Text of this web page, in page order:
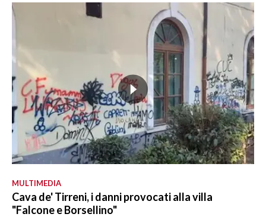
MULTIMEDIA
Cava de' Tirreni, i danni provocati alla villa
"Falcone e Borsellino"